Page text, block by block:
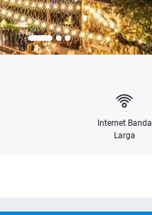
Internet Banda
Larga